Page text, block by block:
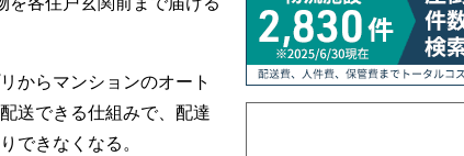
からマンションのオート
送できる仕組みで、配達
できなくなる。